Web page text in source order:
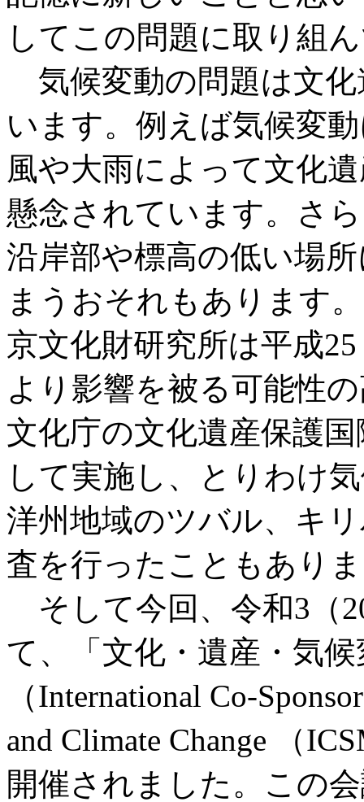
してこの問題に取り組
気候変動の問題は文
います。例えば気候変
風や大雨によって文化
懸念されています。さ
沿岸部や標高の低い場
まうおそれもあります
京文化財研究所は平成
より影響を被る可能性
文化庁の文化遺産保護
して実施し、とりわけ
洋州地域のツバル、キ
査を行ったこともあり
そして今回、令和3（
て、「文化・遺産・気
（International Co-
and Climate Change （
開催されました。この